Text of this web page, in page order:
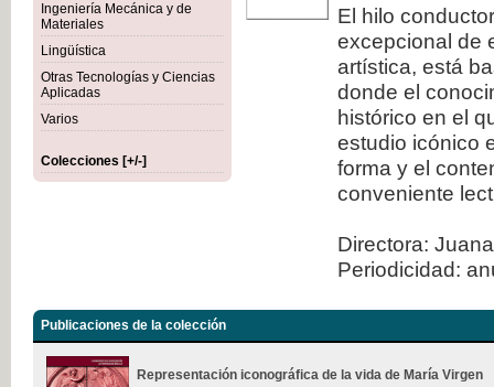
Ingeniería Mecánica y de
Materiales
Lingüística
Otras Tecnologías y Ciencias
Aplicadas
Varios
Colecciones [+/-]
El hilo
excepcional de
artística, está
donde el
histórico en el
estudio icónico
forma y el
conveniente
Directora:
Periodicidad:
Publicaciones de la colección
Representación iconográfica de la vida de María Virgen